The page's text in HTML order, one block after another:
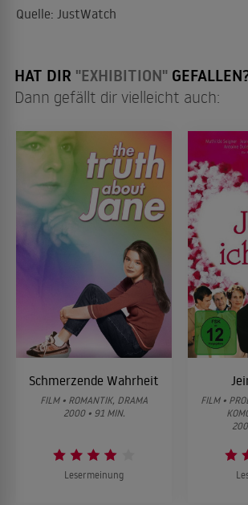
Quelle: JustWatch
HAT DIR "EXHIBITION"
Dann gefällt dir vielleicht auch:
Schmerzende Wahrheit
FILM • ROMANTIK, DRAMA
2000 • 91 MIN.
Lesermeinung
FILM •